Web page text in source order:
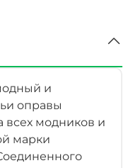
и
оправы
всех модников и
марки